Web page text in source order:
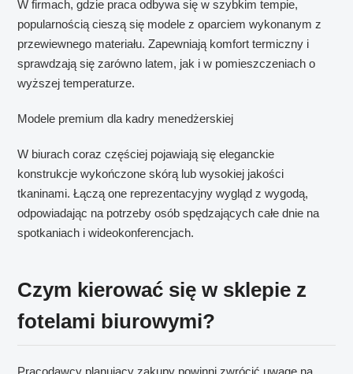
W firmach, gdzie praca odbywa się w szybkim tempie,
popularnością cieszą się modele z oparciem wykonanym z
przewiewnego materiału. Zapewniają komfort termiczny i
sprawdzają się zarówno latem, jak i w pomieszczeniach o
wyższej temperaturze.
Modele premium dla kadry menedżerskiej
W biurach coraz częściej pojawiają się eleganckie
konstrukcje wykończone skórą lub wysokiej jakości
tkaninami. Łączą one reprezentacyjny wygląd z wygodą,
odpowiadając na potrzeby osób spędzających całe dnie na
spotkaniach i wideokonferencjach.
Czym kierować się w sklepie z
fotelami biurowymi?